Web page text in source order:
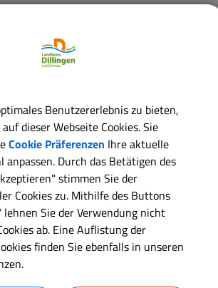
- Allgemeiner Sozialer Dienst
des Kindes in Notsituationen;
Inanspruchnahme von Angeboten
Beantragung der Betreuung in einer
Benutzererlebnis zu bieten,
dieser Webseite Cookies. Sie
Cookie Präferenzen Ihre aktuelle
anpassen. Durch das Betätigen des
stimmen Sie der
Cookies zu. Mithilfe des Buttons
lehnen Sie der Verwendung nicht
ab. Eine Auflistung der
finden Sie ebenfalls in unseren